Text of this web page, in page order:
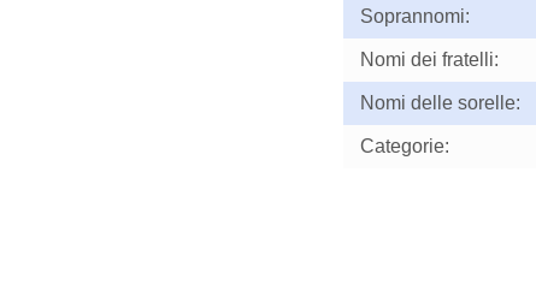
Soprannomi:
Nomi dei fratelli:
Nomi delle sorelle:
Categorie: